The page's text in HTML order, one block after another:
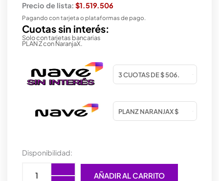
Precio de lista: $1.519.506
Pagando con tarjeta o plataformas de pago.
Cuotas sin interés:
Solo con tarjetas bancarias
PLAN Z con NaranjaX.
Disponibilidad:
LENOVO
AÑADIR AL CARRITO